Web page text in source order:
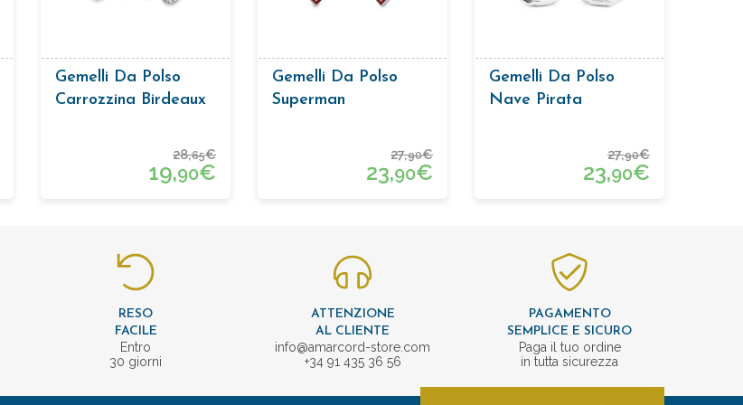
Gemelli Da Polso
Carrozzina Birdeaux
28,65€
19,90€
Gemelli Da Polso
Superman
27,90€
23,90€
Gemelli Da Polso
Nave Pirata
27,90€
23,90€
RESO
FACILE
Entro
30 giorni
ATTENZIONE
AL CLIENTE
info@amarcord-store.com
+34 91 435 36 56
PAGAMENTO
SEMPLICE E SICURO
Paga il tuo ordine
in tutta sicurezza